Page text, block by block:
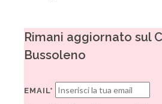
Rimani aggiornato sul
Bussoleno
EMAIL*